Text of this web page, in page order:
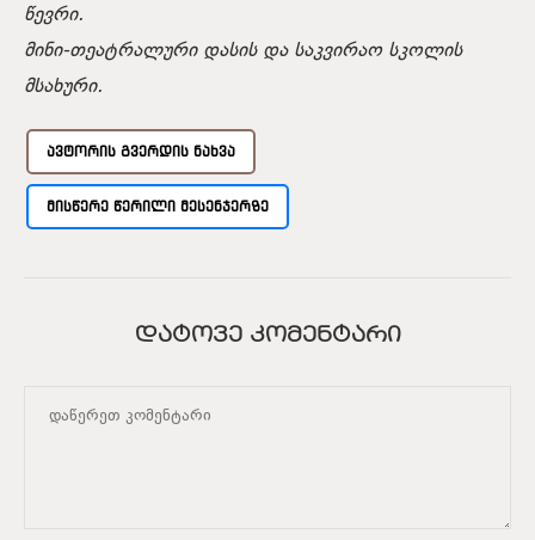
წევრი.
მინი-თეატრალური დასის და საკვირაო სკოლის
მსახური.
ᲐᲕᲢᲝᲠᲘᲡ ᲒᲕᲔᲠᲓᲘᲡ ᲜᲐᲮᲕᲐ
ᲛᲘᲡᲬᲔᲠᲔ ᲬᲔᲠᲘᲚᲘ ᲛᲔᲡᲔᲜᲯᲔᲠᲖᲔ
ᲓᲐᲢᲝᲕᲔ ᲙᲝᲛᲔᲜᲢᲐᲠᲘ